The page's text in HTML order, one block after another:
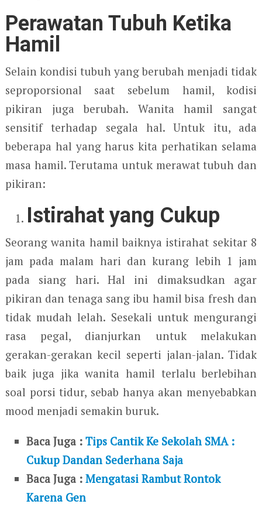
Perawatan Tubuh Ketika
Hamil
Selain kondisi tubuh yang berubah menjadi tidak
seproporsional saat sebelum hamil, kodisi
pikiran juga berubah. Wanita hamil sangat
sensitif terhadap segala hal. Untuk itu, ada
beberapa hal yang harus kita perhatikan selama
masa hamil. Terutama untuk merawat tubuh dan
pikiran:
Istirahat yang Cukup
Seorang wanita hamil baiknya istirahat sekitar 8
jam pada malam hari dan kurang lebih 1 jam
pada siang hari. Hal ini dimaksudkan agar
pikiran dan tenaga sang ibu hamil bisa fresh dan
tidak mudah lelah. Sesekali untuk mengurangi
rasa pegal, dianjurkan untuk melakukan
gerakan-gerakan kecil seperti jalan-jalan. Tidak
baik juga jika wanita hamil terlalu berlebihan
soal porsi tidur, sebab hanya akan menyebabkan
mood menjadi semakin buruk.
Baca Juga :Tips Cantik Ke Sekolah SMA :
Cukup Dandan Sederhana Saja
Baca Juga :Mengatasi Rambut Rontok
Karena Gen